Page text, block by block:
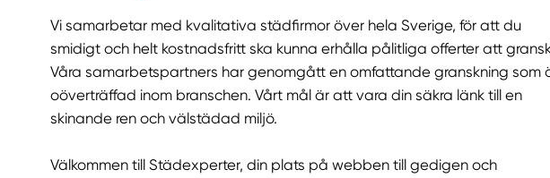
Vi samarbetar med kvalitativa städfirmor över hela Sverige, för att du
smidigt och helt kostnadsfritt ska kunna erhålla pålitliga offerter att
Våra samarbetspartners har genomgått en omfattande granskning som
oöverträffad inom branschen. Vårt mål är att vara din säkra länk till en
skinande ren och välstädad miljö.
Välkommen till Städexperter, din plats på webben till gedigen och